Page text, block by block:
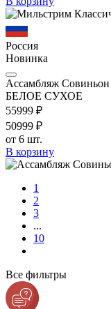
Россия
Новинка
Ассамбляж Совиньон
БЕЛОЕ СУХОЕ
55999 ₽
50999 ₽
от 6 шт.
В корзину
1
2
3
...
10
Все фильтры